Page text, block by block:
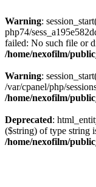
Warning:
php74/
failed: No such file or
/home/nexofilm/
Warning:
/var/cpanel/php/
/home/nexofilm/
Deprecated:
($string) of type string
/home/nexofilm/